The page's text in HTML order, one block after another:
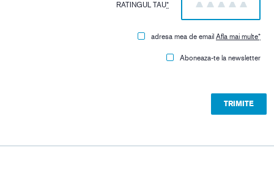
RATINGUL TAU* 5
4
3
2
1
adresa mea de emailAfla mai multe*
Aboneaza-te la newsletter